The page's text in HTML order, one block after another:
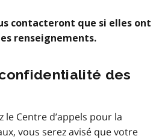
contacteront que si elles ont
renseignements.
des
le Centre d’appels pour la
vous serez avisé que votre